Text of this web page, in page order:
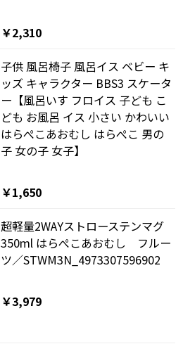
￥2,310
子供 風呂椅子 風呂イス ベビー キ
ッズ キャラクター BBS3 スケータ
ー【風呂いす フロイス 子ども こ
ども お風呂 イス 小さい かわいい
はらぺこあおむし はらぺこ 男の
子 女の子 女子】
￥1,650
超軽量2WAYストローステンマグ
350ml はらぺこあおむし フルー
ツ／STWM3N_4973307596902
￥3,979